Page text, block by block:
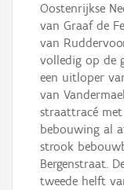
Oostenrijkse
van Graaf de
van
volledig op de
een uitloper
van
straattracé met
bebouwing al
strook
Bergenstraat.
tweede helft